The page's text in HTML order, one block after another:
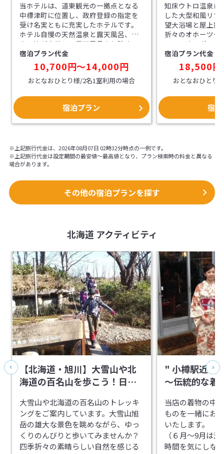
当ホテルは、道東観光の一拠点となる
中標津町に位置し、政府登録の指定を
受け名実ともに充実したホテルです。
ホテル自慢の天然温泉と露天風呂、サ
ウナ等が完備し、露天風呂より眺める
知床連山は格別です。館内ではレスト
ラン・炉端等食処が用意され、地元特
産物と提供とサー
宿泊プラン代金
10,700円〜14,000円
おとなおひとり様/2名1室利用の場合
宿泊プラン
知床ウトロ温泉に
した大型和風リ
望大浴場と屋上露
折々のオホーツク
フリーオーダー
ご用意。
宿泊プラン代金
18,500
おとなおひとり
宿
※上記旅行代金は、2026年08月07日 02時32分時点の一例です。
※上記旅行代金は設定期間の最安値～最高値となり、プラン検索時の料金と異なる
場合があります。
その他の宿泊プランを探す
北海道 アクティビティ
【北海道・旭川】大雪山や北
海道の百名山を歩こう！日帰
大雪山や北海道の百名山のトレッキ
ングをご案内しています。大雪山旭
岳の雄大な景色を眺めながら、ゆっ
くりのんびりと歩いてみませんか？
四季折々の素晴らしい自然を感じる
" 小樽駅近く
～伝統的な着
当店の着物の中
ものを一緒にお
いたします。
（６月～9月は
時間を気にしな